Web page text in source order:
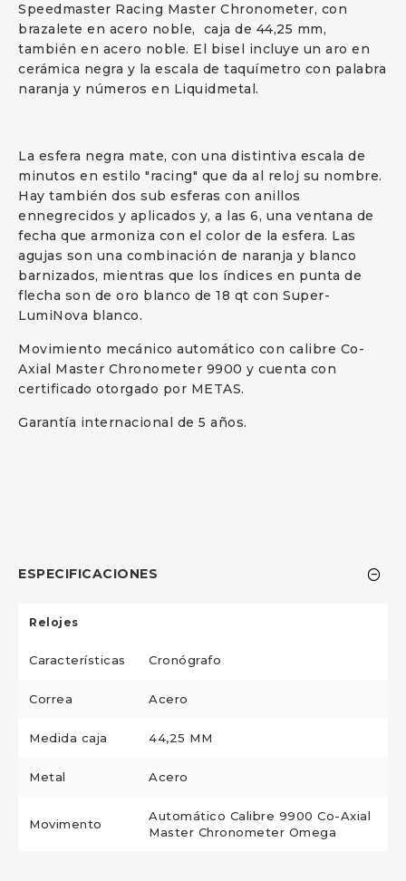
Speedmaster Racing Master Chronometer, con
brazalete en acero noble, caja de 44,25 mm,
también en acero noble. El bisel incluye un aro en
cerámica negra y la escala de taquímetro con palabra
naranja y números en Liquidmetal.
La esfera negra mate, con una distintiva escala de
minutos en estilo "racing" que da al reloj su nombre.
Hay también dos sub esferas con anillos
ennegrecidos y aplicados y, a las 6, una ventana de
fecha que armoniza con el color de la esfera. Las
agujas son una combinación de naranja y blanco
barnizados, mientras que los índices en punta de
flecha son de oro blanco de 18 qt con Super-
LumiNova blanco.
Movimiento mecánico automático con calibre Co-
Axial Master Chronometer 9900 y cuenta con
certificado otorgado por METAS.
Garantía internacional de 5 años.
ESPECIFICACIONES
Relojes
Características Cronógrafo
Correa Acero
Medida caja 44,25 MM
Metal Acero
Movimento
Automático Calibre 9900 Co-Axial
Master Chronometer Omega